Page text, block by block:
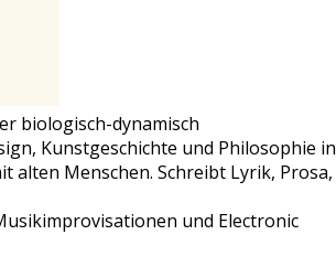
biologisch-dynamisch
Kunstgeschichte und Philosophie in
Menschen. Schreibt Lyrik, Prosa,
und Electronic